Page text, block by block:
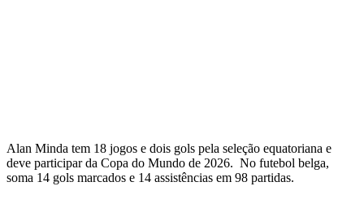
Alan Minda tem 18 jogos e dois gols pela seleção equatoriana e
deve participar da Copa do Mundo de 2026. No futebol belga,
soma 14 gols marcados e 14 assistências em 98 partidas.